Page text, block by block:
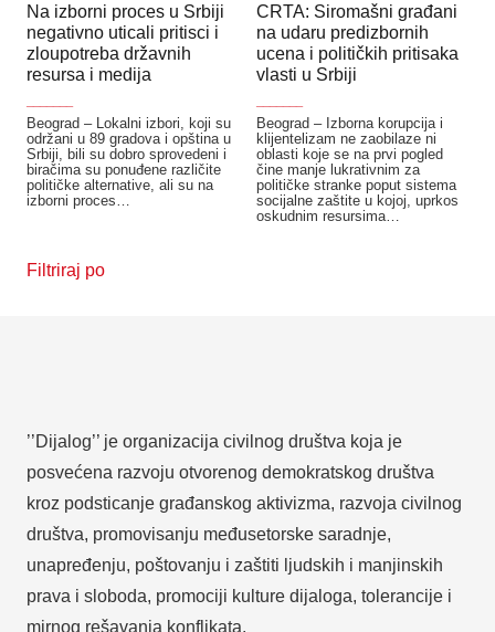
Na izborni proces u Srbiji
negativno uticali pritisci i
zloupotreba državnih
resursa i medija
Beograd – Lokalni izbori, koji su
održani u 89 gradova i opština u
Srbiji, bili su dobro sprovedeni i
biračima su ponuđene različite
političke alternative, ali su na
izborni proces…
CRTA: Siromašni građani
na udaru predizbornih
ucena i političkih pritisaka
vlasti u Srbiji
Beograd – Izborna korupcija i
klijentelizam ne zaobilaze ni
oblasti koje se na prvi pogled
čine manje lukrativnim za
političke stranke poput sistema
socijalne zaštite u kojoj, uprkos
oskudnim resursima…
Filtriraj po
’’Dijalog’’ je organizacija civilnog društva koja je
posvećena razvoju otvorenog demokratskog društva
kroz podsticanje građanskog aktivizma, razvoja civilnog
društva, promovisanju međusetorske saradnje,
unapređenju, poštovanju i zaštiti ljudskih i manjinskih
prava i sloboda, promociji kulture dijaloga, tolerancije i
mirnog rešavanja konflikata.